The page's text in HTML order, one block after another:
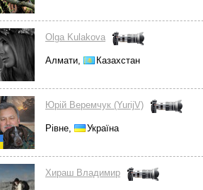
Olga Kulakova
Алмати, Казахстан
Юрій Веремчук (YurijV)
Рівне, Україна
Хираш Владимир